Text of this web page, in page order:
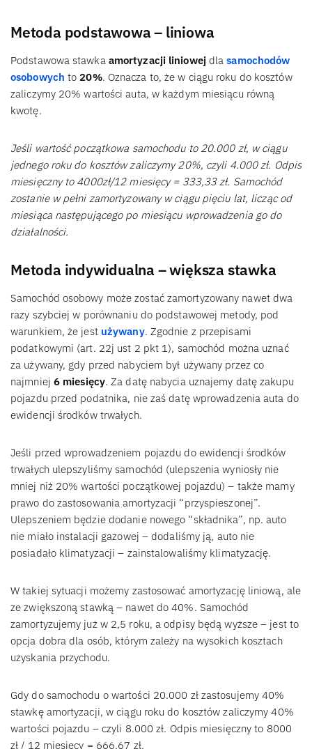
Metoda podstawowa – liniowa
Podstawowa stawka amortyzacji liniowejdlasamochodów
osobowych to 20%. Oznacza to, że w ciągu roku do kosztów
zaliczymy 20% wartości auta, w każdym miesiącu równą
kwotę.
Jeśli wartość początkowa samochodu to 20.000 zł, w ciągu
jednego roku do kosztów zaliczymy 20%, czyli 4.000 zł. Odpis
miesięczny to 4000zł/12 miesięcy = 333,33 zł. Samochód
zostanie w pełni zamortyzowany w ciągu pięciu lat, licząc od
miesiąca następującego po miesiącu wprowadzenia go do
działalności.
Metoda indywidualna – większa stawka
Samochód osobowy może zostać zamortyzowany nawet dwa
razy szybciej w porównaniu do podstawowej metody, pod
warunkiem, że jest używany. Zgodnie z przepisami
podatkowymi (art. 22j ust 2 pkt 1), samochód można uznać
za używany, gdy przed nabyciem był używany przez co
najmniej 6 miesięcy. Za datę nabycia uznajemy datę zakupu
pojazdu przed podatnika, nie zaś datę wprowadzenia auta do
ewidencji środków trwałych.
Jeśli przed wprowadzeniem pojazdu do ewidencji środków
trwałych ulepszyliśmy samochód (ulepszenia wyniosły nie
mniej niż 20% wartości początkowej pojazdu) – także mamy
prawo do zastosowania amortyzacji “przyspieszonej”.
Ulepszeniem będzie dodanie nowego “składnika”, np. auto
nie miało instalacji gazowej – dodaliśmy ją, auto nie
posiadało klimatyzacji – zainstalowaliśmy klimatyzację.
W takiej sytuacji możemy zastosować amortyzację liniową, ale
ze zwiększoną stawką – nawet do 40%. Samochód
zamortyzujemy już w 2,5 roku, a odpisy będą wyższe – jest to
opcja dobra dla osób, którym zależy na wysokich kosztach
uzyskania przychodu.
Gdy do samochodu o wartości 20.000 zł zastosujemy 40%
stawkę amortyzacji, w ciągu roku do kosztów zaliczymy 40%
wartości pojazdu – czyli 8.000 zł. Odpis miesięczny to 8000
zł / 12 miesięcy = 666,67 zł.